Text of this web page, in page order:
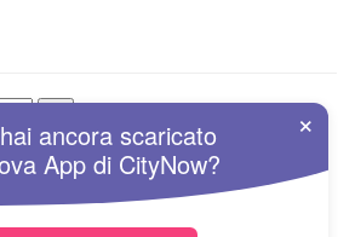
×
ancora scaricato
App di CityNow?